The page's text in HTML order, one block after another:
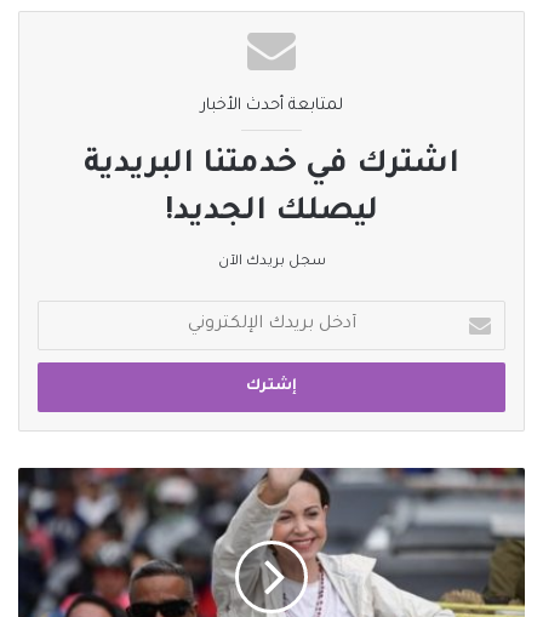
نسخ الرابط
لمتابعة أحدث الأخبار
اشترك في خدمتنا البريدية
ليصلك الجديد!
سجل بريدك الآن
بريدك
الإلكتروني
ترامب
يلتقي
زعيمة
المعارضة
الفنزويلية
الأسبوع